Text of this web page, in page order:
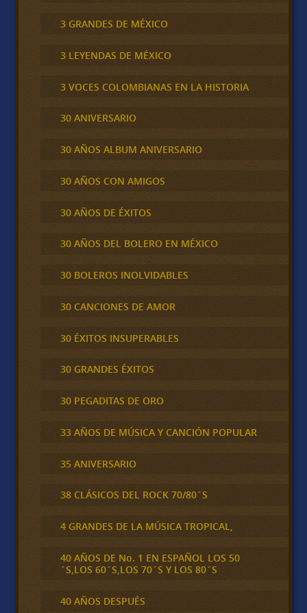
3 GRANDES DE MÉXICO
3 LEYENDAS DE MÉXICO
3 VOCES COLOMBIANAS EN LA HISTORIA
30 ANIVERSARIO
30 AÑOS ALBUM ANIVERSARIO
30 AÑOS CON AMIGOS
30 AÑOS DE ÉXITOS
30 AÑOS DEL BOLERO EN MÉXICO
30 BOLEROS INOLVIDABLES
30 CANCIONES DE AMOR
30 ÉXITOS INSUPERABLES
30 GRANDES ÉXITOS
30 PEGADITAS DE ORO
33 AÑOS DE MÚSICA Y CANCIÓN POPULAR
35 ANIVERSARIO
38 CLÁSICOS DEL ROCK 70/80´S
4 GRANDES DE LA MÚSICA TROPICAL,
40 AÑOS DE No. 1 EN ESPAÑOL LOS 50
´S,LOS 60´S,LOS 70´S Y LOS 80´S
40 AÑOS DESPUÉS